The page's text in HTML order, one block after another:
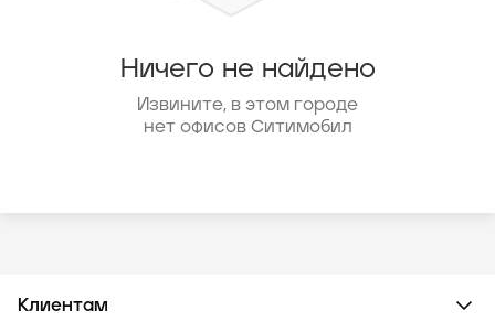
Ничего не найдено
Извините, в этом городе
нет офисов Ситимобил
Клиентам